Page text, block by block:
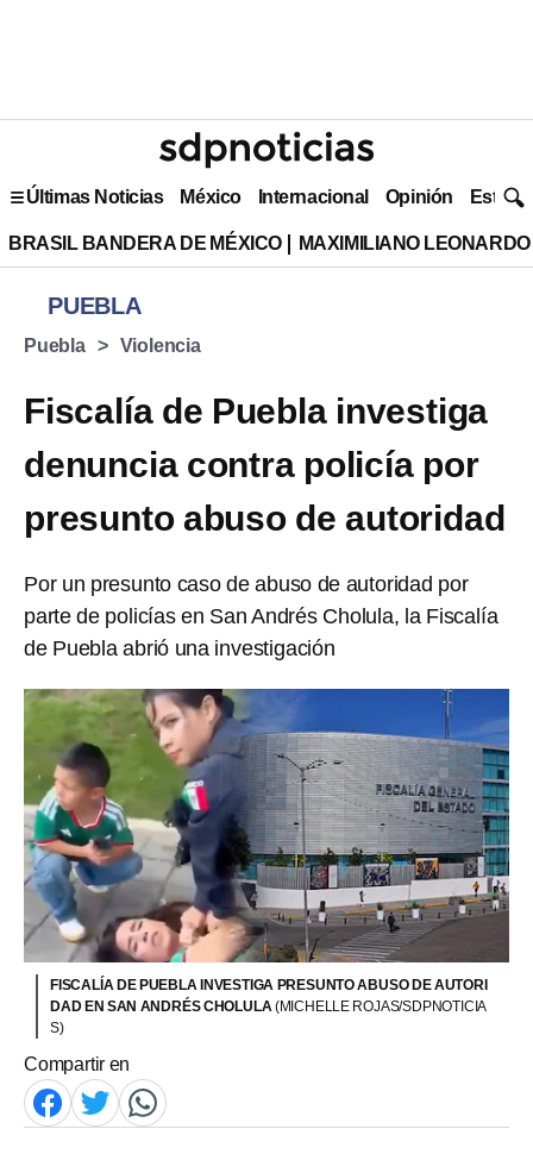
Últimas Noticias México Internacional Opinión Estilo
BRASIL BANDERA DE MÉXICO MAXIMILIANO
PUEBLA
Puebla Violencia
Fiscalía de Puebla investiga
denuncia contra policía por
presunto abuso de autoridad
Por un presunto caso de abuso de autoridad por
parte de policías en San Andrés Cholula, la Fiscalía
de Puebla abrió una investigación
FISCALÍA DE PUEBLA INVESTIGA PRESUNTO ABUSO DE AUTORI
DAD EN SAN ANDRÉS CHOLULA(MICHELLE ROJAS/SDPNOTICIA
S)
Compartir en